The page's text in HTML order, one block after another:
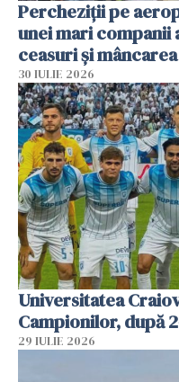
Percheziții pe
unei mari
ceasuri și
30 IULIE 2026
Universitatea
Campionilor, după
29 IULIE 2026